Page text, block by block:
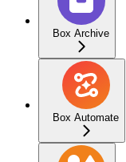
Box Archive
Box Automate